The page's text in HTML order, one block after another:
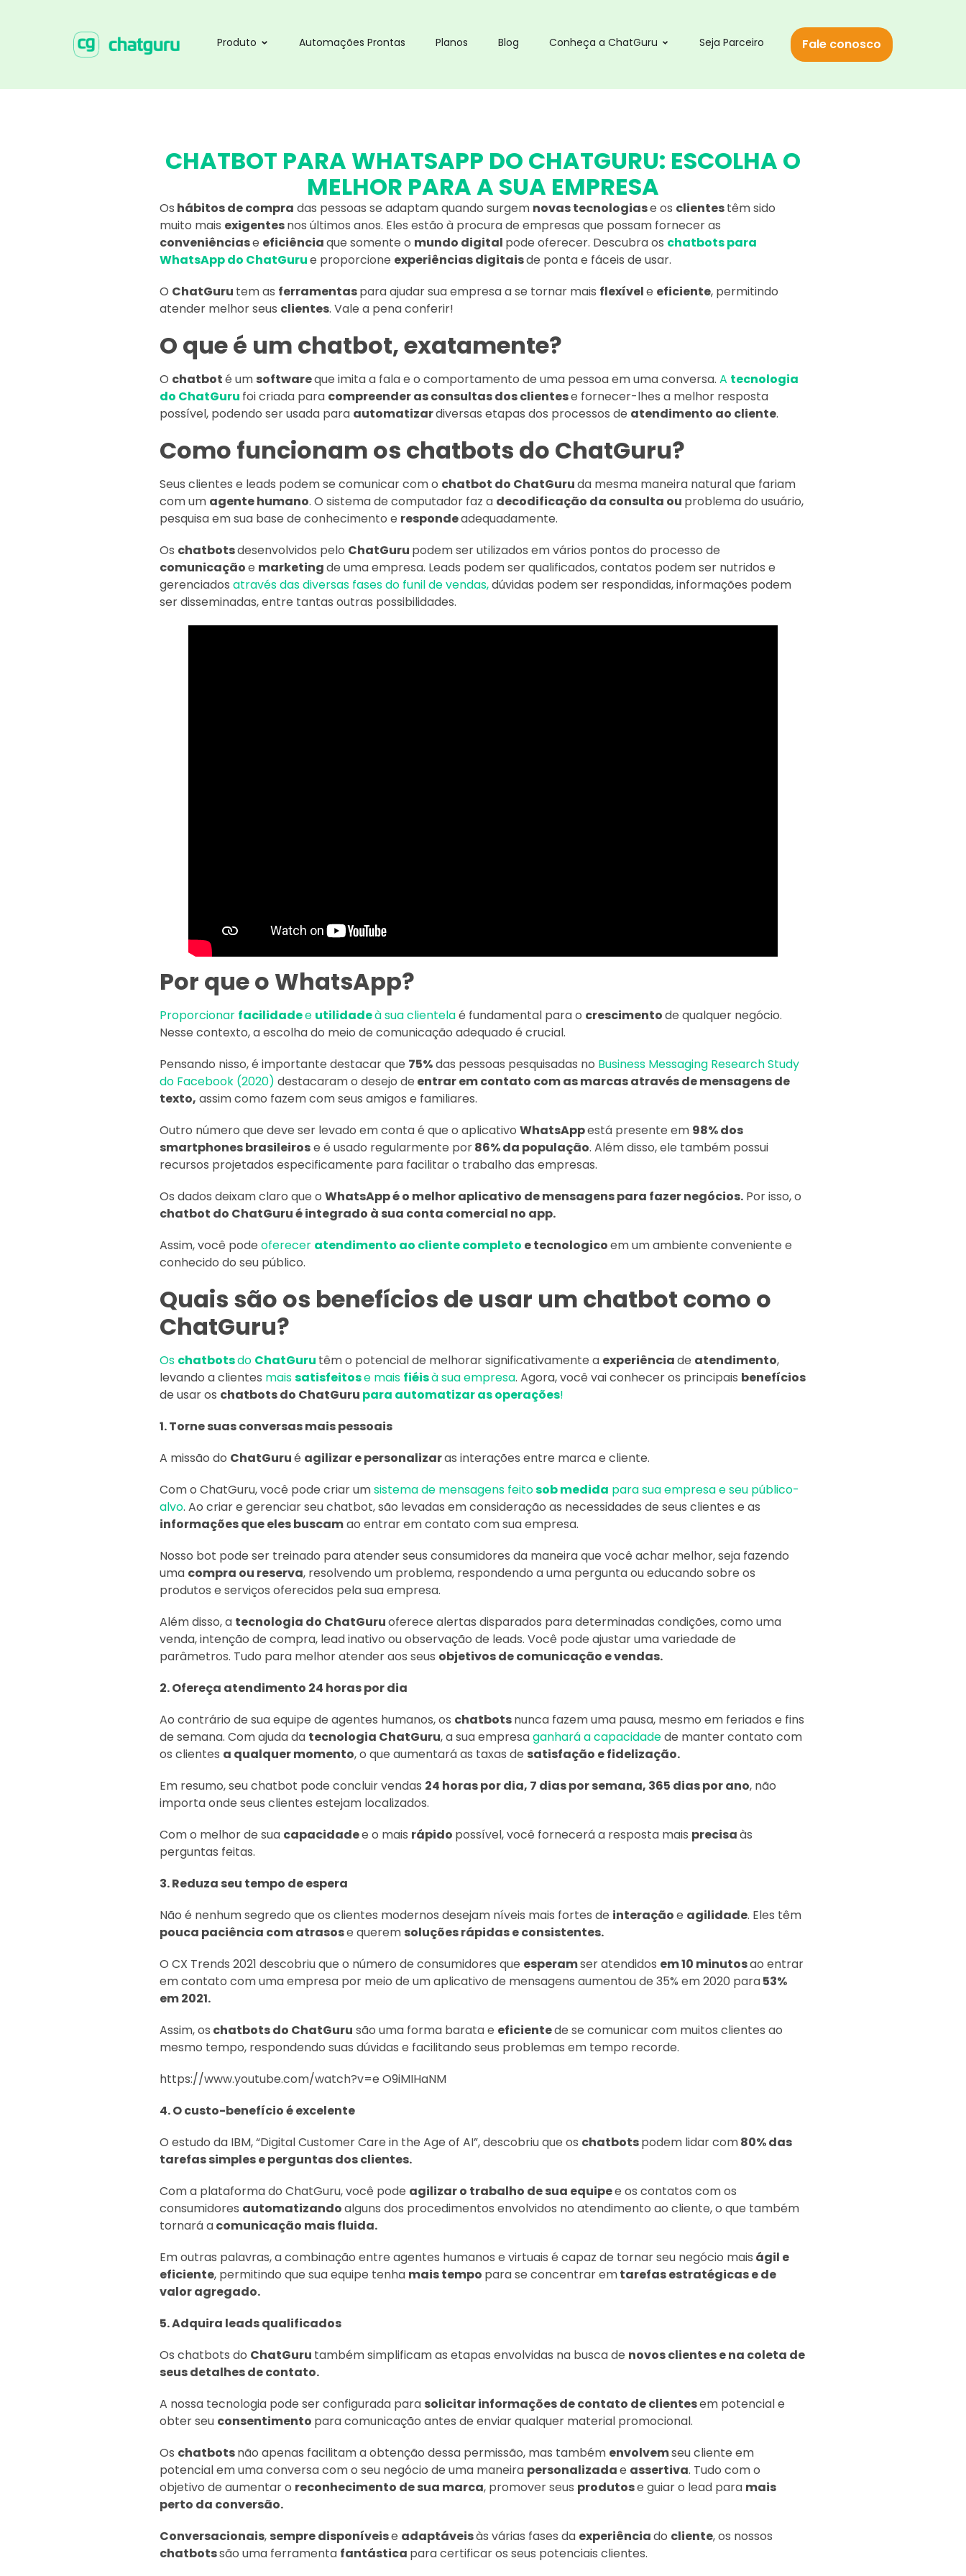
Produto Automações Prontas Planos Blog Conheça a ChatGuru Seja Parceiro Fale conosco
CHATBOT PARA WHATSAPP DO CHATGURU: ESCOLHA O
MELHOR PARA A SUA EMPRESA
Os hábitos de compra das pessoas se adaptam quando surgem novas tecnologiase os clientestêm sido
muito mais exigentesnos últimos anos. Eles estão à procura de empresas que possam fornecer as
conveniênciase eficiênciaque somente o mundo digital pode oferecer. Descubra os chatbots para
WhatsApp do ChatGurue proporcione experiências digitaisde ponta e fáceis de usar.
O ChatGuru tem as ferramentaspara ajudar sua empresa a se tornar mais flexívele eficiente, permitindo
atender melhor seus clientes. Vale a pena conferir!
O que é um chatbot, exatamente?
O chatboté um softwareque imita a fala e o comportamento de uma pessoa em uma conversa. A tecnologia
do ChatGuru foi criada para compreender as consultas dos clientese fornecer-lhes a melhor resposta
possível, podendo ser usada para automatizardiversas etapas dos processos de atendimento ao cliente.
Como funcionam os chatbots do ChatGuru?
Seus clientes e leads podem se comunicar com o chatbot do ChatGuruda mesma maneira natural que fariam
com um agente humano. O sistema de computador faz a decodificação da consulta ou problema do usuário,
pesquisa em sua base de conhecimento e respondeadequadamente.
Os chatbotsdesenvolvidos pelo ChatGuru podem ser utilizados em vários pontos do processo de
comunicaçãoe marketingde uma empresa. Leads podem ser qualificados, contatos podem ser nutridos e
gerenciados através das diversas fases do funil de vendas,dúvidas podem ser respondidas, informações podem
ser disseminadas, entre tantas outras possibilidades.
Por que o WhatsApp?
Proporcionar facilidadee utilidadeà sua clientelaé fundamental para o crescimentode qualquer negócio.
Nesse contexto, a escolha do meio de comunicação adequado é crucial.
Pensando nisso, é importante destacar que 75%das pessoas pesquisadas no Business Messaging Research Study
do Facebook (2020) destacaram o desejo de entrar em contato com as marcas através de mensagens de
texto, assim como fazem com seus amigos e familiares.
Outro número que deve ser levado em conta é que o aplicativo WhatsAppestá presente em 98% dos
smartphones brasileirose é usado regularmente por86% da população. Além disso, ele também possui
recursos projetados especificamente para facilitar o trabalho das empresas.
Os dados deixam claro que o WhatsApp é o melhor aplicativo de mensagens para fazer negócios. Por isso, o
chatbot do ChatGuru é integrado à sua conta comercial no app.
Assim, você pode oferecer atendimento ao cliente completo e tecnologicoem um ambiente conveniente e
conhecido do seu público.
Quais são os benefícios de usar um chatbot como o
ChatGuru?
Os chatbotsdo ChatGuru têm o potencial de melhorar significativamente a experiênciade atendimento,
levando a clientes maissatisfeitose mais fiéisà sua empresa. Agora, você vai conhecer os principais benefícios
de usar os chatbots do ChatGuru para automatizar as operações!
1. Torne suas conversas mais pessoais
A missão do ChatGurué agilizar e personalizaras interações entre marca e cliente.
Com o ChatGuru, você pode criar umsistema de mensagens feitosob medida para sua empresa e seu público-
alvo. Ao criar e gerenciar seu chatbot, são levadas em consideração as necessidades de seus clientes e as
informações que eles buscamao entrar em contato com sua empresa.
Nosso bot pode ser treinado para atender seus consumidores da maneira que você achar melhor, seja fazendo
uma compra ou reserva, resolvendo um problema, respondendo a uma pergunta ou educando sobre os
produtos e serviços oferecidos pela sua empresa.
Além disso, a tecnologia do ChatGuruoferece alertas disparados para determinadas condições, como uma
venda, intenção de compra, lead inativo ou observação de leads. Você pode ajustar uma variedade de
parâmetros. Tudo para melhor atender aos seus objetivos de comunicação e vendas.
2. Ofereça atendimento 24 horas por dia
Ao contrário de sua equipe de agentes humanos, os chatbotsnunca fazem uma pausa, mesmo em feriados e fins
de semana. Com ajuda da tecnologia ChatGuru, a sua empresaganhará a capacidadede manter contato com
os clientes a qualquer momento, o que aumentará as taxas de satisfação e fidelização.
Em resumo, seu chatbot pode concluir vendas 24 horas por dia, 7 dias por semana, 365 dias por ano, não
importa onde seus clientes estejam localizados.
Com o melhor de sua capacidadee o mais rápido possível, você fornecerá a resposta mais precisaàs
perguntas feitas.
3. Reduza seu tempo de espera
Não é nenhum segredo que os clientes modernos desejam níveis mais fortes de interaçãoe agilidade. Eles têm
pouca paciência com atrasose querem soluções rápidas e consistentes.
O CX Trends 2021 descobriu que o número de consumidores que esperamser atendidos em 10 minutosao entrar
em contato com uma empresa por meio de um aplicativo de mensagens aumentou de 35% em 2020 para53%
em 2021.
Assim, os chatbots do ChatGuru são uma forma barata e eficientede se comunicar com muitos clientes ao
mesmo tempo, respondendo suas dúvidas e facilitando seus problemas em tempo recorde.
https://www.youtube.com/watch?v=e O9iMIHaNM
4. O custo-benefício é excelente
O estudo da IBM, “Digital Customer Care in the Age of AI”, descobriu que os chatbotspodem lidar com80% das
tarefas simples e perguntas dos clientes.
Com a plataforma do ChatGuru, você pode agilizar o trabalho de sua equipee os contatos com os
consumidores automatizandoalguns dos procedimentos envolvidos no atendimento ao cliente, o que também
tornará acomunicação mais fluida.
Em outras palavras, a combinação entre agentes humanos e virtuais é capaz de tornar seu negócio mais ágil e
eficiente, permitindo que sua equipe tenha mais tempo para se concentrar emtarefas estratégicas e de
valor agregado.
5. Adquira leads qualificados
Os chatbots do ChatGuru também simplificam as etapas envolvidas na busca de novos clientes e na coleta de
seus detalhes de contato.
A nossa tecnologia pode ser configurada para solicitar informações de contato de clientesem potencial e
obter seu consentimento para comunicação antes de enviar qualquer material promocional.
Os chatbotsnão apenas facilitam a obtenção dessa permissão, mas também envolvemseu cliente em
potencial em uma conversa com o seu negócio de uma maneira personalizadae assertiva. Tudo com o
objetivo de aumentar o reconhecimento de sua marca, promover seus produtose guiar o lead para mais
perto da conversão.
Conversacionais, sempre disponíveise adaptáveis​​às várias fases da experiênciado cliente, os nossos
chatbotssão uma ferramenta fantástica para certificar os seus potenciais clientes.